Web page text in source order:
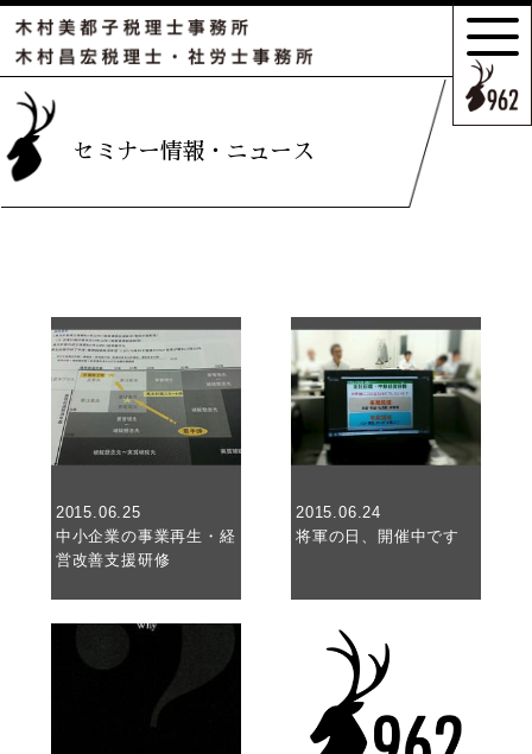
セミナー情報・ニュース
2015.06.25
中小企業の事業再生・経
営改善支援研修
2015.06.24
将軍の日、開催中です
セミナー情報・
ニュース
相続の
お客様はこちら
アクセスマップ
お問合せフォーム